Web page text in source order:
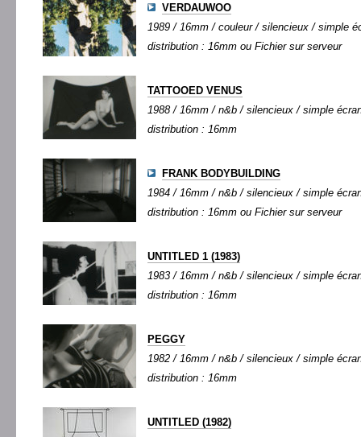
VERDAUWOO
1989 / 16mm / couleur / silencieux / simple
distribution : 16mm ou Fichier sur serveur
TATTOOED VENUS
1988 / 16mm / n&b / silencieux / simple
distribution : 16mm
FRANK BODYBUILDING
1984 / 16mm / n&b / silencieux / simple
distribution : 16mm ou Fichier sur serveur
UNTITLED 1 (1983)
1983 / 16mm / n&b / silencieux / simple
distribution : 16mm
PEGGY
1982 / 16mm / n&b / silencieux / simple
distribution : 16mm
UNTITLED (1982)